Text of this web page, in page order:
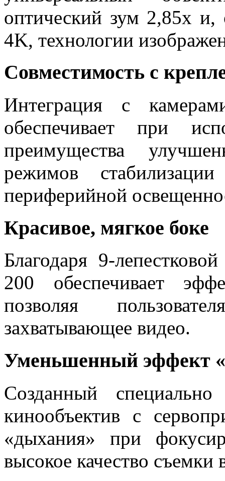
оптический зум 2,85x и,
4K, технологии
Совместимость с
Интеграция с
обеспечивает при
преимущества
режимов
периферийной
Красивое, мягкое боке
Благодаря 9-
200 обеспечивает
позволяя
захватывающее видео.
Уменьшенный эффект
Созданный
кинообъектив с
«дыхания» при
высокое качество съемки